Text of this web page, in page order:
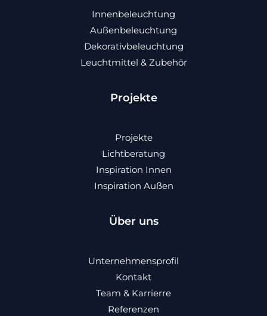
Innenbeleuchtung
Außenbeleuchtung
Dekorativbeleuchtung
Leuchtmittel & Zubehör
Projekte
Projekte
Lichtberatung
Inspiration Innen
Inspiration Außen
Über uns
Unternehmensprofil
Kontakt
Team & Karrierre
Referenzen